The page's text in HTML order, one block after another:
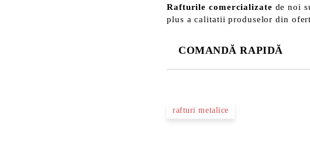
Rafturile comercializate de noi
plus a calitatii produselor din
COMANDĂ RAPIDĂ
rafturi metalice